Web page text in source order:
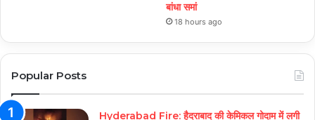
बांधा समां
18 hours ago
Popular Posts
Hyderabad Fire: हैदराबाद की केमिकल गोदाम में लगी